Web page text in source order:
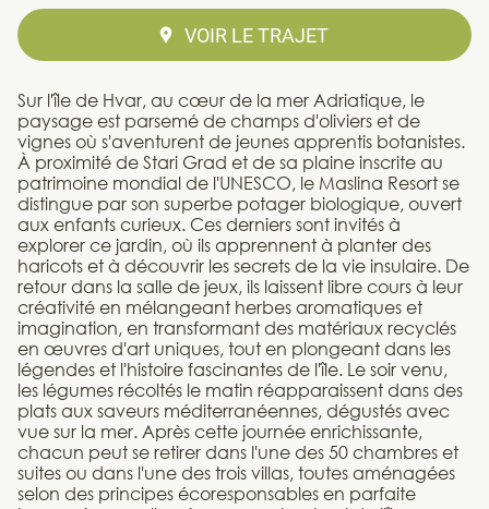
VOIR LE TRAJET
Sur l'île de Hvar, au cœur de la mer Adriatique, le
paysage est parsemé de champs d'oliviers et de
vignes où s'aventurent de jeunes apprentis botanistes.
À proximité de Stari Grad et de sa plaine inscrite au
patrimoine mondial de l'UNESCO, le Maslina Resort se
distingue par son superbe potager biologique, ouvert
aux enfants curieux. Ces derniers sont invités à
explorer ce jardin, où ils apprennent à planter des
haricots et à découvrir les secrets de la vie insulaire. De
retour dans la salle de jeux, ils laissent libre cours à leur
créativité en mélangeant herbes aromatiques et
imagination, en transformant des matériaux recyclés
en œuvres d'art uniques, tout en plongeant dans les
légendes et l'histoire fascinantes de l'île. Le soir venu,
les légumes récoltés le matin réapparaissent dans des
plats aux saveurs méditerranéennes, dégustés avec
vue sur la mer. Après cette journée enrichissante,
chacun peut se retirer dans l'une des 50 chambres et
suites ou dans l'une des trois villas, toutes aménagées
selon des principes écoresponsables en parfaite